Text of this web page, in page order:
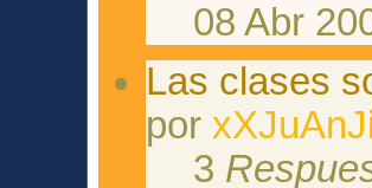
08 Abr
Las clases
por
3